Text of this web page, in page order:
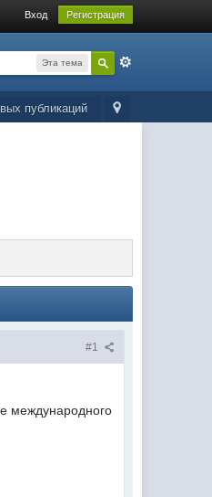
Вход Регистрация
Эта тема
публикаций
#1
международного